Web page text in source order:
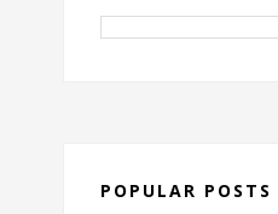
POPULAR POSTS